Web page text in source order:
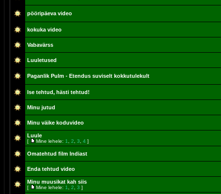
pööripäeva video
kokuka video
Vabavärss
Luuletused
Paganlik Pulm - Etendus suviselt kokkutulekult
Ise tehtud, hästi tehtud!
Minu jutud
Minu väike koduvideo
Luule
[ Mine lehele: 1 2 3 4 ]
Omatehtud film Indiast
Enda tehtud video
Minu muusikat kah siis
[ Mine lehele: 1 2 3 ]